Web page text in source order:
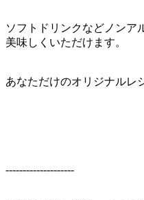
ソフトドリンクなどノンア
美味しくいただけます。
あなただけのオリジナルレ
--------------------